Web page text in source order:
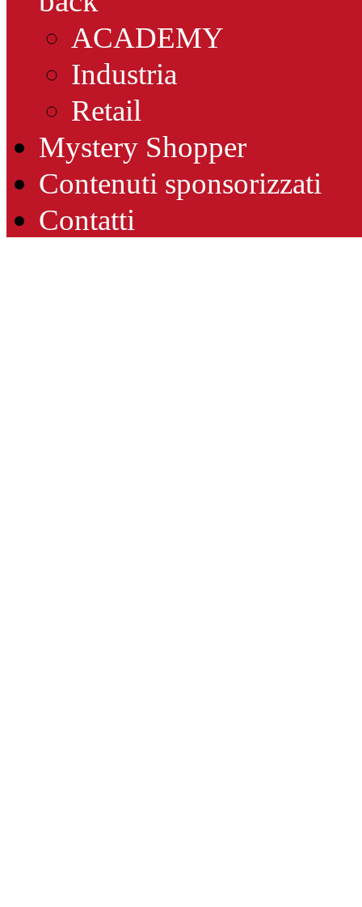
ACADEMY
Industria
Retail
Mystery Shopper
Contenuti sponsorizzati
Contatti